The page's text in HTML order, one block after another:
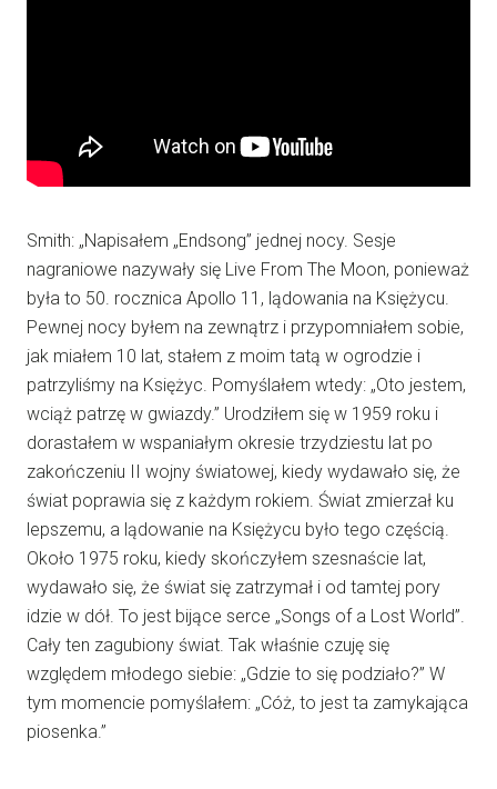
Smith: „Napisałem „Endsong” jednej nocy. Sesje
nagraniowe nazywały się Live From The Moon, ponieważ
była to 50. rocznica Apollo 11, lądowania na Księżycu.
Pewnej nocy byłem na zewnątrz i przypomniałem sobie,
jak miałem 10 lat, stałem z moim tatą w ogrodzie i
patrzyliśmy na Księżyc. Pomyślałem wtedy: „Oto jestem,
wciąż patrzę w gwiazdy.” Urodziłem się w 1959 roku i
dorastałem w wspaniałym okresie trzydziestu lat po
zakończeniu II wojny światowej, kiedy wydawało się, że
świat poprawia się z każdym rokiem. Świat zmierzał ku
lepszemu, a lądowanie na Księżycu było tego częścią.
Około 1975 roku, kiedy skończyłem szesnaście lat,
wydawało się, że świat się zatrzymał i od tamtej pory
idzie w dół. To jest bijące serce „Songs of a Lost World”.
Cały ten zagubiony świat. Tak właśnie czuję się
względem młodego siebie: „Gdzie to się podziało?” W
tym momencie pomyślałem: „Cóż, to jest ta zamykająca
piosenka.”